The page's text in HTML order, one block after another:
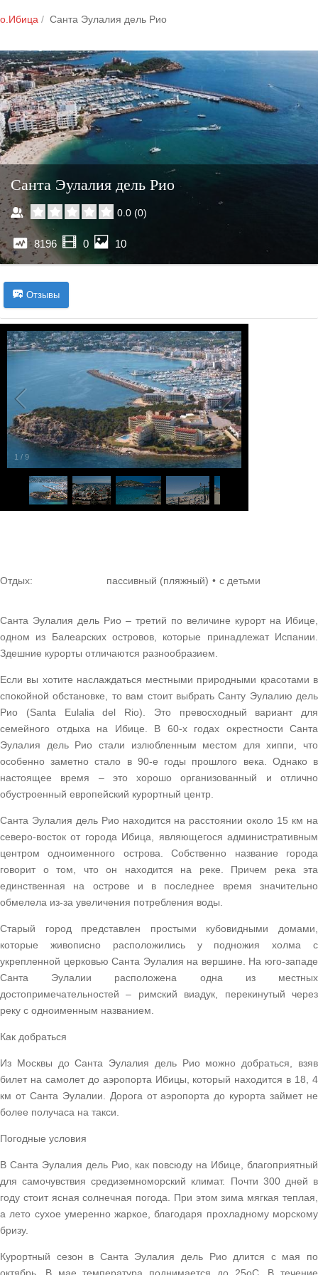
о.Ибица Санта Эулалия дель Рио
Санта Эулалия дель Рио
0.0 (0)
8196 0 10
Отзывы
1 / 9
Отдых: пассивный (пляжный) с детьми
Санта Эулалия дель Рио – третий по величине курорт на Ибице,
одном из Балеарских островов, которые принадлежат Испании.
Здешние курорты отличаются разнообразием.
Если вы хотите наслаждаться местными природными красотами в
спокойной обстановке, то вам стоит выбрать Санту Эулалию дель
Рио (Santa Eulalia del Rio). Это превосходный вариант для
семейного отдыха на Ибице. В 60-х годах окрестности Санта
Эулалия дель Рио стали излюбленным местом для хиппи, что
особенно заметно стало в 90-е годы прошлого века. Однако в
настоящее время – это хорошо организованный и отлично
обустроенный европейский курортный центр.
Санта Эулалия дель Рио находится на расстоянии около 15 км на
северо-восток от города Ибица, являющегося административным
центром одноименного острова. Собственно название города
говорит о том, что он находится на реке. Причем река эта
единственная на острове и в последнее время значительно
обмелела из-за увеличения потребления воды.
Старый город представлен простыми кубовидными домами,
которые живописно расположились у подножия холма с
укрепленной церковью Санта Эулалия на вершине. На юго-западе
Санта Эулалии расположена одна из местных
достопримечательностей – римский виадук, перекинутый через
реку с одноименным названием.
Как добраться
Из Москвы до Санта Эулалия дель Рио можно добраться, взяв
билет на самолет до аэропорта Ибицы, который находится в 18, 4
км от Санта Эулалии. Дорога от аэропорта до курорта займет не
более получаса на такси.
Погодные условия
В Санта Эулалия дель Рио, как повсюду на Ибице, благоприятный
для самочувствия средиземноморский климат. Почти 300 дней в
году стоит ясная солнечная погода. При этом зима мягкая теплая,
а лето сухое умеренно жаркое, благодаря прохладному морскому
бризу.
Курортный сезон в Санта Эулалия дель Рио длится с мая по